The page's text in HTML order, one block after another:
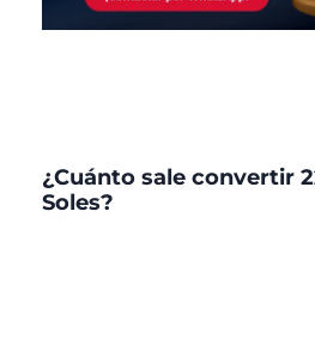
¿Cuánto sale convertir
Soles?